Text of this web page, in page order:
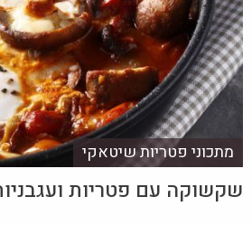
מתכוני פטריות שיטאקי
שקשוקה עם פטריות